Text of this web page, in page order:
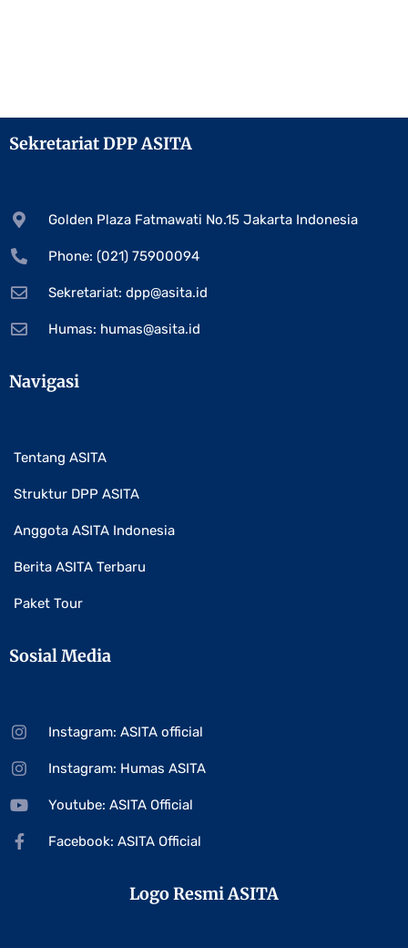
Sekretariat DPP ASITA
Golden Plaza Fatmawati No.15 Jakarta Indonesia
Phone: (021) 75900094
Sekretariat: dpp@asita.id
Humas: humas@asita.id
Navigasi
Tentang ASITA
Struktur DPP ASITA
Anggota ASITA Indonesia
Berita ASITA Terbaru
Paket Tour
Sosial Media
Instagram: ASITA official
Instagram: Humas ASITA
Youtube: ASITA Official
Facebook: ASITA Official
Logo Resmi ASITA